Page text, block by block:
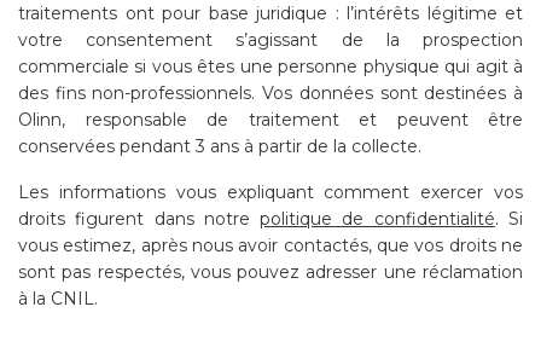
traitements ont pour base juridique : l’intérêts légitime et
votre consentement s’agissant de la prospection
commerciale si vous êtes une personne physique qui agit à
des fins non-professionnels. Vos données sont destinées à
Olinn, responsable de traitement et peuvent être
conservées pendant 3 ans à partir de la collecte.
Les informations vous expliquant comment exercer vos
droits figurent dans notrepolitique de confidentialité. Si
vous estimez, après nous avoir contactés, que vos droits ne
sont pas respectés, vous pouvez adresser une réclamation
à la CNIL.